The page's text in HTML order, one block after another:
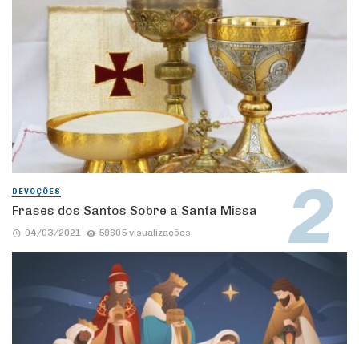
DEVOÇÕES
Frases dos Santos Sobre a Santa Missa
04/03/2021 59605 visualizações